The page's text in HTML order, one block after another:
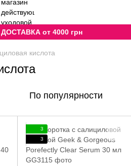
от 4000 грн
кислота
По популярности
3
3